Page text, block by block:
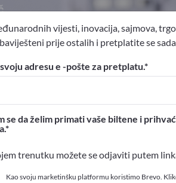
sustavi Transportna operema
kontakti >> počnite ovdje
na Exportpages
objavite ovdje
vijesti, inovacija, sajmova,
prije ostalih i pretplatite se
adresu e -pošte za pretplatu.
se da želim primati vaše biltene i
trenutku možete se odjaviti putem
Kao svoju marketinšku platformu koristimo Brevo.